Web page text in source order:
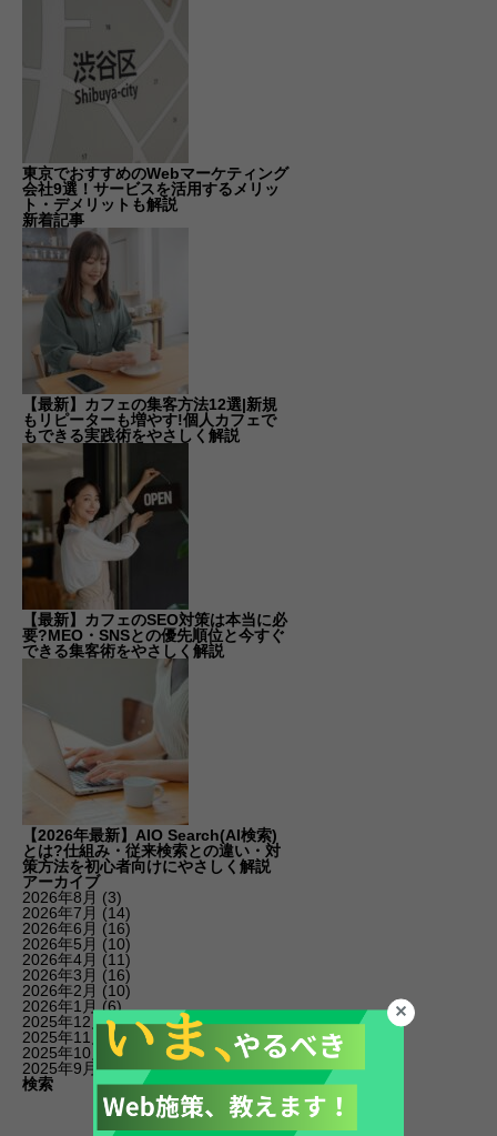
東京でおすすめのWebマーケティング
会社9選！サービスを活用するメリッ
ト・デメリットも解説
新着記事
【最新】カフェの集客方法12選|新規
もリピーターも増やす!個人カフェで
もできる実践術をやさしく解説
【最新】カフェのSEO対策は本当に必
要?MEO・SNSとの優先順位と今すぐ
できる集客術をやさしく解説
【2026年最新】AIO Search(AI検索)
とは?仕組み・従来検索との違い・対
策方法を初心者向けにやさしく解説
アーカイブ
2026年8月 (3)
2026年7月 (14)
2026年6月 (16)
2026年5月 (10)
2026年4月 (11)
2026年3月 (16)
2026年2月 (10)
2026年1月(6)
2025年12月(19)
2025年11月
(14)
2025年10月
(11)
2025年9月(20)
検索